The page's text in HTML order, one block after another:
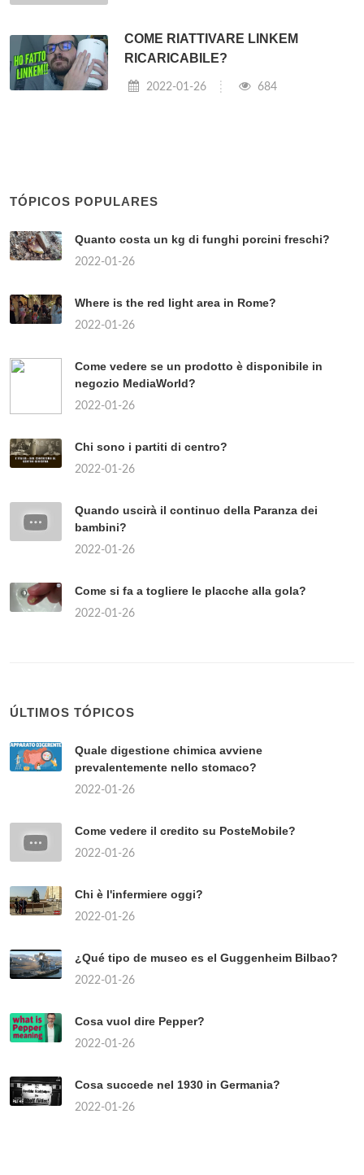
COME RIATTIVARE LINKEM
RICARICABILE?
2022-01-26 684
TÓPICOS POPULARES
Quanto costa un kg di funghi porcini freschi?
2022-01-26
Where is the red light area in Rome?
2022-01-26
Come vedere se un prodotto è disponibile in
negozio MediaWorld?
2022-01-26
Chi sono i partiti di centro?
2022-01-26
Quando uscirà il continuo della Paranza dei
bambini?
2022-01-26
Come si fa a togliere le placche alla gola?
2022-01-26
ÚLTIMOS TÓPICOS
Quale digestione chimica avviene
prevalentemente nello stomaco?
2022-01-26
Come vedere il credito su PosteMobile?
2022-01-26
Chi è l'infermiere oggi?
2022-01-26
¿Qué tipo de museo es el Guggenheim Bilbao?
2022-01-26
Cosa vuol dire Pepper?
2022-01-26
Cosa succede nel 1930 in Germania?
2022-01-26